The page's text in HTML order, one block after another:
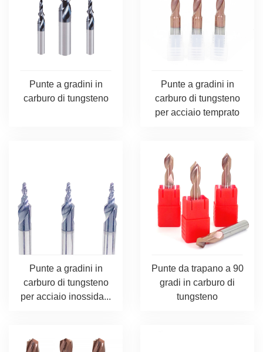
Punte a gradini in
carburo di tungsteno
Punte a gradini in
carburo di tungsteno
per acciaio temprato
Punte a gradini in
carburo di tungsteno
per acciaio inossida...
Punte da trapano a 90
gradi in carburo di
tungsteno